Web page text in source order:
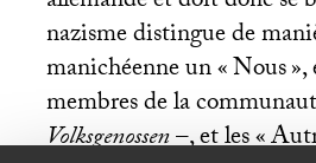
nazisme distingue de
manichéenne un «Nous»,
membres de la
Volksgenossen–, et les «